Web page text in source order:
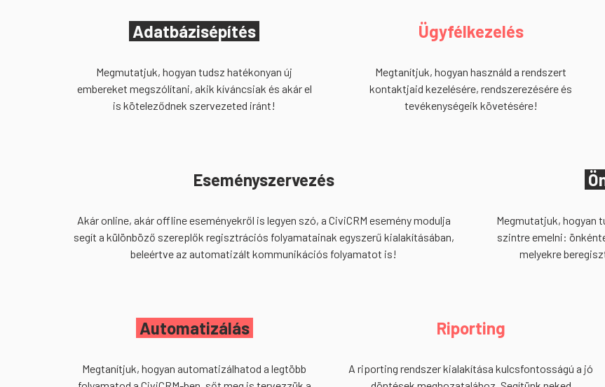
Adatbázisépítés
Megmutatjuk, hogyan tudsz hatékonyan új
embereket megszólítani, akik kíváncsiak és akár el
is köteleződnek szervezeted iránt!
Ügyfélkezelés
Megtanítjuk, hogyan használd a rendszert
kontaktjaid kezelésére, rendszerezésére és
tevékenységeik követésére!
Eseményszervezés
Akár online, akár offline eseményekről is legyen szó, a CiviCRM esemény modulja
segít a különböző szereplők regisztrációs folyamatainak egyszerű kialakításában,
beleértve az automatizált kommunikációs folyamatot is!
Megmutatjuk, hogyan
szintre emelni:
melyekre
Automatizálás
Megtanítjuk, hogyan automatizálhatod a legtöbb
Riporting
A riporting rendszer kialakítása kulcsfontosságú a jó